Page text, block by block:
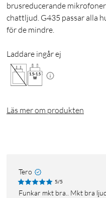
brusreducerande
chattljud. G435 passar alla
för de mindre.
Laddare ingår ej
1.5-1.5
W
Läs mer om produkten
Tero
5/5
Funkar mkt bra.. Mkt bra ljud.. Sköna att ha på sig. Kan ha dom